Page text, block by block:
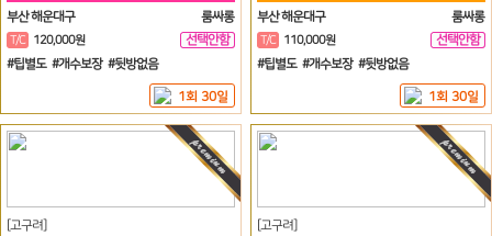
부산 해운대구
룸싸롱
T/C 120,000원
선택안함
일
#팁별도 #개수보장 #뒷방없음
1회 30일
부산 해운대구
룸싸롱
T/C 110,000원
선택안함
일
#팁별도 #개수보장 #뒷방없음
1회 30일
[고구려]
[고구려]